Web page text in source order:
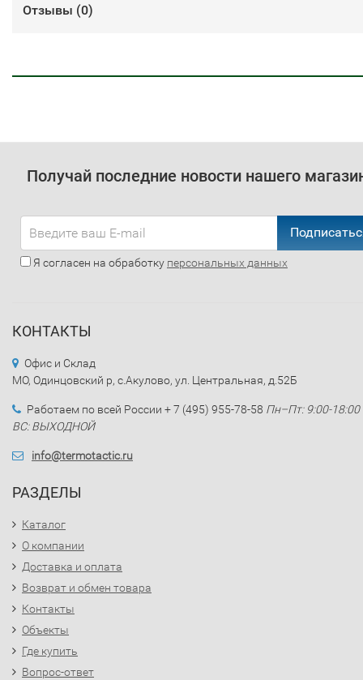
Отзывы (0)
Получай последние новости нашего
Я согласен на обработку персональных данных
КОНТАКТЫ
Офис и Склад
МО, Одинцовский р, с.Акулово, ул. Центральная, д.52Б
Работаем по всей России + 7 (495) 955-78-58 Пн–Пт: 9:00-18:00
ВС: ВЫХОДНОЙ
info@termotactic.ru
РАЗДЕЛЫ
Каталог
О компании
Доставка и оплата
Возврат и обмен товара
Контакты
Объекты
Где купить
Вопрос-ответ